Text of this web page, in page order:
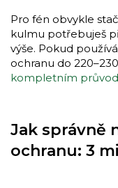
Pro fén obvykle
kulmu potřebuješ
výše. Pokud
ochranu do
kompletním
Jak správně
ochranu: 3